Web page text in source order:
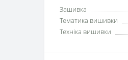
Зашивка
Тематика вишивки
Техніка вишивки